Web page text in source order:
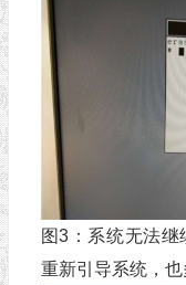
图3：系统无法
重新引导系统，也